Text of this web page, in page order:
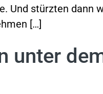
Und stürzten dann
[…]
unter